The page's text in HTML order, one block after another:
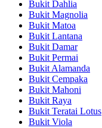
Bukit Dahlia
Bukit Magnolia
Bukit Matoa
Bukit Lantana
Bukit Damar
Bukit Permai
Bukit Alamanda
Bukit Cempaka
Bukit Mahoni
Bukit Raya
Bukit Teratai Lotus
Bukit Viola